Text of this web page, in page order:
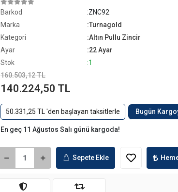
Barkod
:ZNC92
Marka
:Turnagold
Kategori
:Altın Pullu Zincir
Ayar
:22 Ayar
Stok
:1
160.503,12 TL
140.224,50 TL
50.331,25 TL 'den başlayan taksitlerle Bugün
En geç 11 Ağustos Salı günü kargoda!
Sepete Ekle